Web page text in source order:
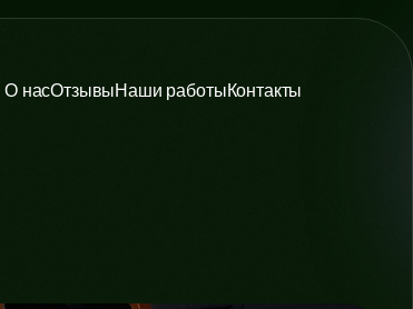
О насОтзывыНаши работыКонтакты